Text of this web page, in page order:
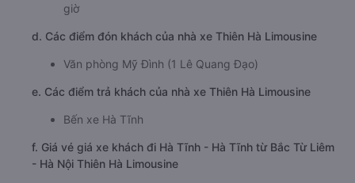
giờ
d. Các điểm đón khách của nhà xe Thiên Hà Limousine
Văn phòng Mỹ Đình (1 Lê Quang Đạo)
e. Các điểm trả khách của nhà xe Thiên Hà Limousine
Bến xe Hà Tĩnh
f. Giá vé giá xe khách đi Hà Tĩnh - Hà Tĩnh từ Bắc Từ Liêm
- Hà Nội Thiên Hà Limousine